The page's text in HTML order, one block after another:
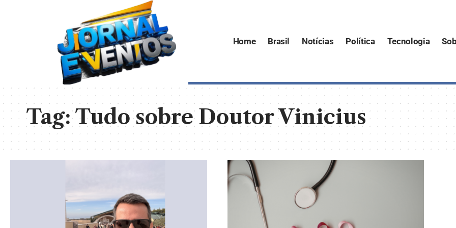
Home Brasil Notícias Política Tecnologia
Tag:Tudo sobre Doutor Vinicius